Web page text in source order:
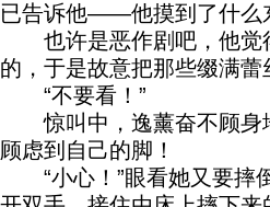
已告诉他——他摸到了什么
也许是恶作剧吧，他觉
的，于是故意把那些缀满蕾
“不要看！”
惊叫中，逸薰奋不顾身
顾虑到自己的脚！
“小心！”眼看她又要摔